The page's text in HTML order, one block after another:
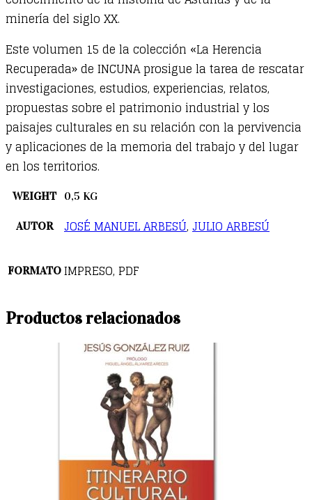
minería del siglo XX.
Este volumen 15 de la colección «La Herencia
Recuperada» de INCUNA prosigue la tarea de rescatar
investigaciones, estudios, experiencias, relatos,
propuestas sobre el patrimonio industrial y los
paisajes culturales en su relación con la pervivencia
y aplicaciones de la memoria del trabajo y del lugar
en los territorios.
WEIGHT 0,5 KG
AUTOR JOSÉ MANUEL ARBESÚ, JULIO ARBESÚ
FORMATO IMPRESO, PDF
Productos relacionados